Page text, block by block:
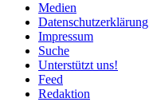
Medien
Datenschutzerklärung
Impressum
Suche
Unterstützt uns!
Feed
Redaktion